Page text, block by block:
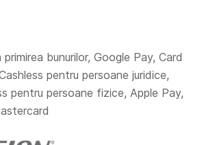
primirea bunurilor, Google Pay, Card
pentru persoane juridice,
pentru persoane fizice, Apple Pay,